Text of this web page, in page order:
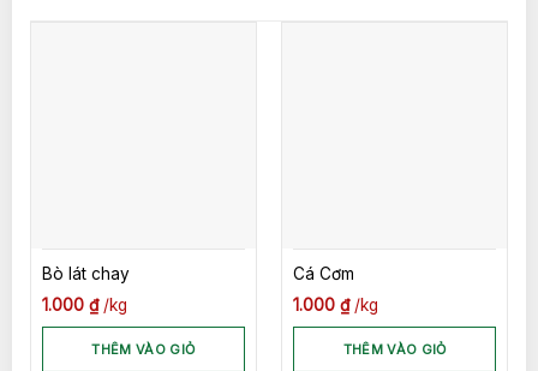
Bò lát chay
1.000 ₫ kg
THÊM VÀO GIỎ
Cá Cơm
1.000 ₫ kg
THÊM VÀO GIỎ